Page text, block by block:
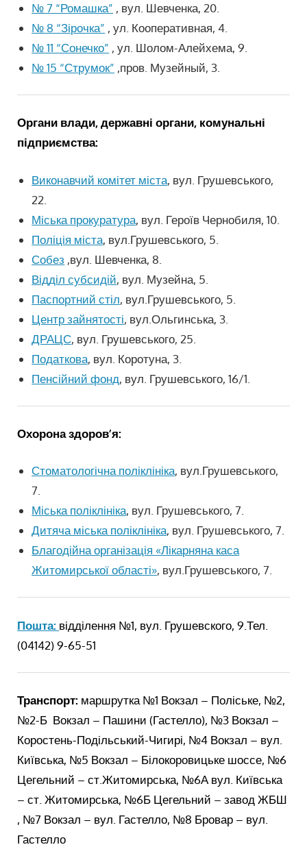
№ 7 “Ромашка” , вул. Шевченка, 20.
№ 8 “Зірочка” , ул. Кооперативная, 4.
№ 11 “Сонечко” , ул. Шолом-Алейхема, 9.
№ 15 “Струмок” ,пров. Музейный, 3.
Органи влади, державні органи, комунальні
підприємства:
Виконавчий комітет міста, вул. Грушевського,
22.
Міська прокуратура, вул. Героїв Чернобиля, 10.
Поліція міста, вул.Грушевського, 5.
Собез ,вул. Шевченка, 8.
Відділ субсидій, вул. Музейна, 5.
Паспортний стіл, вул.Грушевського, 5.
Центр зайнятості, вул.Ольгинська, 3.
ДРАЦС, вул. Грушевського, 25.
Податкова, вул. Коротуна, 3.
Пенсійний фонд, вул. Грушевського, 16/1.
Охорона здоров’я:
Стоматологічна поліклініка, вул.Грушевського,
7.
Міська поліклініка, вул. Грушевського, 7.
Дитяча міська поліклініка, вул. Грушевського, 7.
Благодійна організація «Лікарняна каса
Житомирської області», вул.Грушевського, 7.
Пошта: відділення №1, вул. Грушевского, 9.Тел.
(04142) 9-65-51
Транспорт: маршрутка №1 Вокзал – Поліське, №2,
№2-Б Вокзал – Пашини (Гастелло), №3 Вокзал –
Коростень-Подільський-Чигирі, №4 Вокзал – вул.
Київська, №5 Вокзал – Білокоровицьке шоссе, №6
Цегельний – ст.Житомирська, №6А вул. Київська
– ст. Житомирська, №6Б Цегельний – завод ЖБШ
, №7 Вокзал – вул. Гастелло, №8 Бровар – вул.
Гастелло